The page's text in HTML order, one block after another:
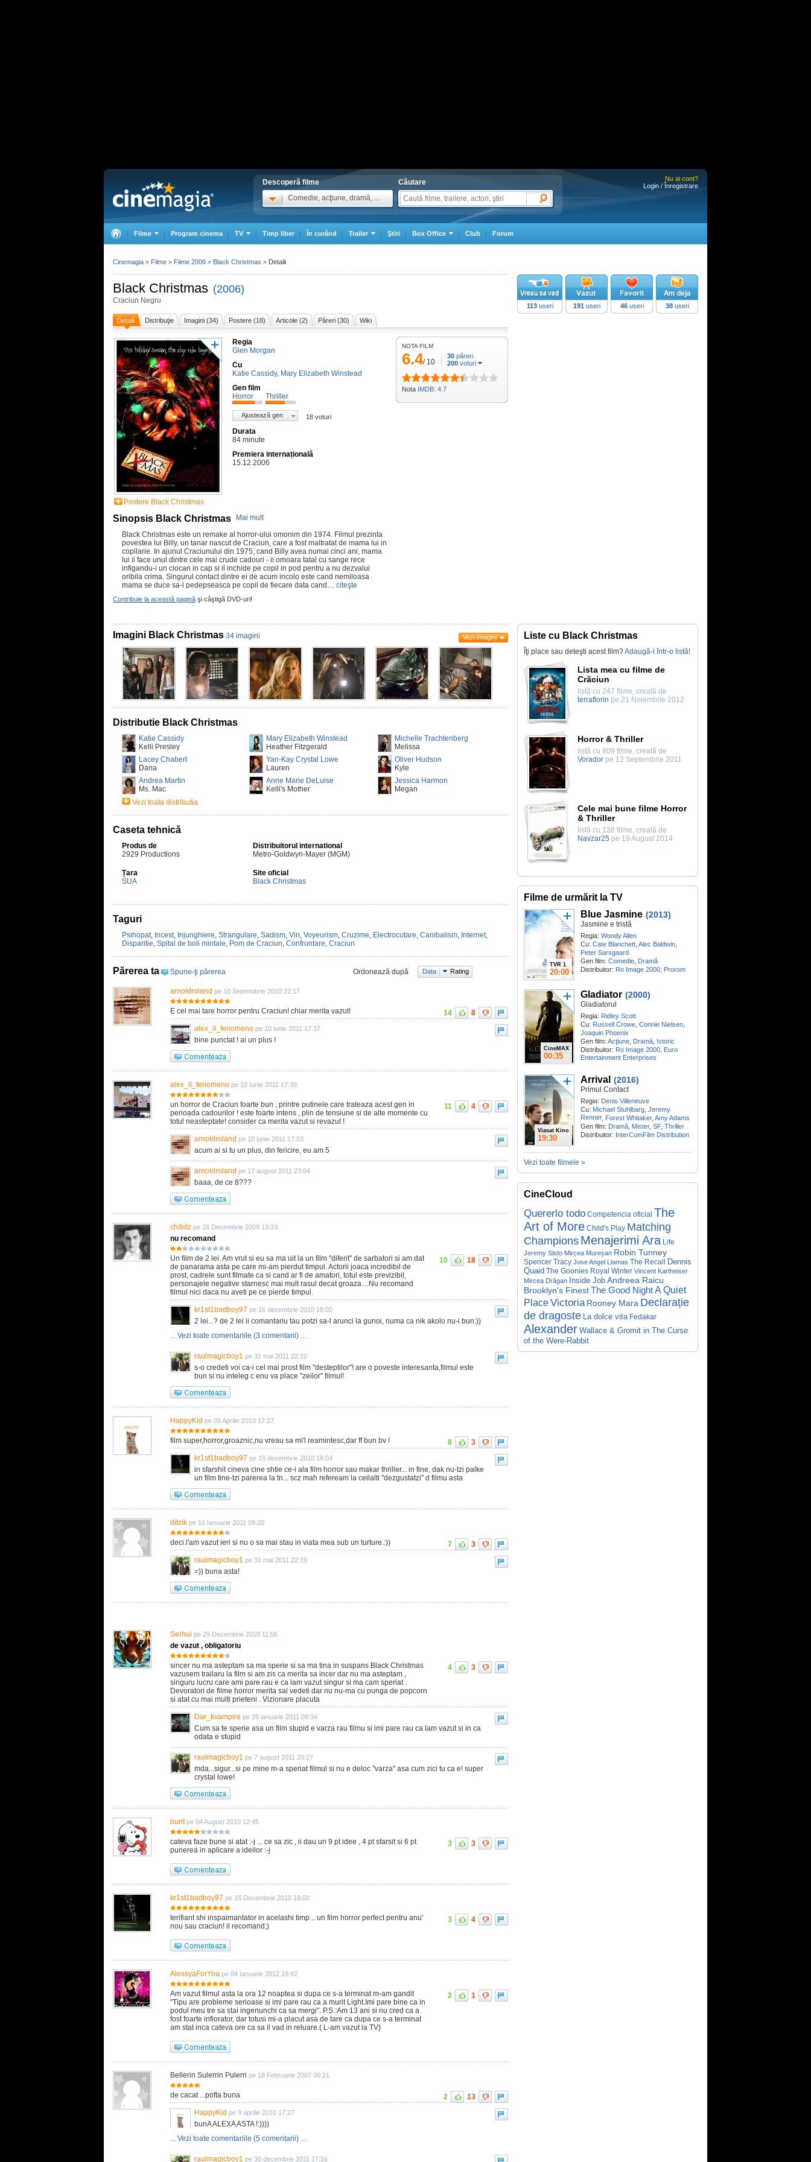
Descoperă filme
Comedie, acţiune, dramă, ...
Căutare
Nu ai cont?
Login / Înregistrare
Filme Program cinema TV Timp liber În curând Trailer Ştiri Box Office Club Forum
Black Christmas (2006)
Craciun Negru
Detalii Distribuţie Imagini (34) Postere (18) Articole (2) Păreri (30) Wiki
Postere Black Christmas
Regia
Glen Morgan
Cu
Katie Cassidy, Mary Elizabeth Winstead
Gen film
Horror
Thriller
Ajustează gen 18 voturi
Durata
84 minute
Premiera internațională
15.12.2006
Sinopsis Black Christmas
Mai mult
Black Christmas este un remake al horror-ului omonim din 1974. Filmul prezinta
povestea lui Billy, un tanar nascut de Craciun, care a fost maltratat de mama lui in
copilarie. In ajunul Craciunului din 1975, cand Billy avea numai cinci ani, mama
lui ii face unul dintre cele mai crude cadouri - ii omoara tatal cu sange rece
infigandu-i un ciocan in cap si il inchide pe copil in pod pentru a nu dezvalui
oribila crima. Singurul contact dintre ei de acum incolo este cand nemiloasa
mama se duce sa-l pedepseasca pe copil de fiecare data cand… citeşte
Contribuie la această pagină şi câştigă DVD-uri!
NOTA FILM
6.4/ 10
30 păreri
200 voturi
Nota IMDB: 4.7
113useri 191 useri 46useri 38useri
Imagini Black Christmas 34 imagini Vezi imagini
Distributie Black Christmas
Katie Cassidy
Kelli Presley
Mary Elizabeth Winstead
Heather Fitzgerald
Michelle Trachtenberg
Melissa
Lacey Chabert
Dana
Yan-Kay Crystal Lowe
Lauren
Oliver Hudson
Kyle
Andrea Martin
Ms. Mac
Anne Marie DeLuise
Kelli's Mother
Jessica Harmon
Megan
Vezi toata distributia
Caseta tehnică
Produs de
2929 Productions
Distribuitorul international
Metro-Goldwyn-Mayer (MGM)
Țara
SUA
Site oficial
Black Christmas
Taguri
Psihopat, Incest, Injunghiere, Strangulare, Sadism, Vin, Voyeurism, Cruzime, Electrocutare, Canibalism, Internet,
Disparitie, Spital de boli mintale, Pom de Craciun, Confruntare, Craciun
Părerea ta Spune-ţi părerea Ordonează după Data Rating
arnoldroland pe 10 Septembrie 2010 22:17
E cel mai tare horror pentru Craciun! chiar merita vazut! 14
8
alex_il_fenomeno pe 10 iunie 2011 17:37
bine punctat ! ai un plus !
alex_il_fenomeno pe 10 Iunie 2011 17:39
un horror de Craciun foarte bun , printre putinele care trateaza acest gen in
perioada cadourilor ! este foarte intens , plin de tensiune si de alte momente cu
totul neasteptate! consider ca merita vazut si revazut !
11 4
arnoldroland pe 10 iunie 2011 17:53
acum ai si tu un plus, din fericire, eu am 5
arnoldroland pe 17 august 2011 23:04
baaa, de ce 8???
chibitz pe 28 Decembrie 2009 13:33
nu recomand
Un film de 2 lei. Am vrut si eu sa ma uit la un film "diferit" de sarbatori si am dat
de panarama asta pe care mi-am pierdut timpul. Actorii joaca incredibil de
prost, cadrele sunt filmate ca si cand ar fi de amatori, totul este previzibil,
personajele negative starnesc mai mult rasul decat groaza....Nu recomand
filmul nici daca nu aveti pe ce pierde timpul.
10 18
kr1st1badboy97 pe 16 decembrie 2010 18:02
2 lei...? de 2 lei ii comantariu tau potzi sa-l arunci la gunoi, numa ca nik akolo nu-i bun:))
... Vezi toate comentariile (3 comentarii) ...
raulmagicboy1 pe 31 mai 2011 22:22
s-o credeti voi ca-i cel mai prost film ''desteptilor''! are o poveste interesanta,filmul este
bun si nu inteleg c enu va place ''zeilor'' filmul!
HappyKid pe 09 Aprilie 2010 17:27
film super,horror,groaznic,nu vreau sa mi'l reamintesc,dar ff bun bv ! 8
3
kr1st1badboy97 pe 16 decembrie 2010 18:04
in sfarshit cineva cine shtie ce-i ala film horror sau makar thriller... in fine, dak nu-tzi palke
un film tine-tzi parerea la tn... scz mah refeream la ceilalti "dezgustatzi" d filmu asta
ditzik pe 10 Ianuarie 2011 09:20
deci.l'am vazut ieri si nu o sa mai stau in viata mea sub un turture.:)) 7
3
raulmagicboy1 pe 31 mai 2011 22:19
=)) buna asta!
Serhui pe 29 Decembrie 2010 11:06
de vazut , obligatoriu
sincer nu ma asteptam sa ma sperie si sa ma tina in suspans Black Christmas
vazusem trailaru la film si am zis ca merita sa incer dar nu ma asteptam ,
singuru lucru care ami pare rau e ca lam vazut singur si ma cam speriat .
Devoratori de filme horror merita sal vedeti dar nu nu-ma cu punga de popcorn
si atat cu mai multi prieteni . Vizionare placuta
4 3
Dar_kvampire pe 26 ianuarie 2011 09:34
Cum sa te sperie asa un film stupid e varza rau filmu si imi pare rau ca lam vazut si in ca
odata e stupid
raulmagicboy1 pe 7 august 2011 20:27
mda...sigur...si pe mine m-a speriat filmul si nu e deloc ''varza'' asa cum zici tu ca e! super
crystal lowe!
burit pe 04 August 2010 12:45
cateva faze bune si atat :-j ... ce sa zic , ii dau un 9 pt idee , 4 pt sfarsit si 6 pt
punerea in aplicare a ideilor :-j
3 3
kr1st1badboy97 pe 16 Decembrie 2010 18:00
terifiant shi inspaimantator in acelashi timp... un film horror perfect pentru anu'
nou sau craciun! il recomand;)
3 4
AlessyaForYou pe 04 Ianuarie 2012 19:42
Am vazut filmul asta la ora 12 noaptea si dupa ce s-a terminat m-am gandit
"Tipu are probleme serioase si imi pare rau ca a murit Light.Imi pare bine ca in
podul meu tre sa stai ingenunchi ca sa mergi". P.S.:Am 13 ani si nu cred ca a
fost foarte infiorator, dar totusi mi-a placut asa de tare ca dupa ce s-a terminat
am stat inca cateva ore ca sa il vad in reluare.( L-am vazut la TV)
2 1
Bellerin Sulerrin Pulerri pe 18 Februarie 2007 00:21
de cacat ...pofta buna 2
13
HappyKid pe 9 aprilie 2010 17:27
bunA ALEXA ASTA !:))))
... Vezi toate comentariile (5 comentarii) ...
raulmagicboy1 pe 30 decembrie 2011 17:56
Liste cu Black Christmas
Îţi place sau deteşti acest film?Adaugă-l într-o listă!
Lista mea cu filme de
Crăciun
listă cu 247 filme, creată de
terraflorin pe 21 Noiembrie 2012
Horror & Thriller
listă cu 809 filme, creată de
Vorador pe 12 Septembrie 2011
Cele mai bune filme Horror
& Thriller
listă cu 138 filme, creată de
Navzar25 pe 19 August 2014
Filme de urmărit la TV
TVR 1
20:00
Blue Jasmine (2013)
Jasmine e tristă
Regia: Woody Allen
Cu: Cate Blanchett Alec Baldwin
Peter Sarsgaard
Gen film: Comedie Dramă
Distribuitor: Ro Image 2000 Prorom
CineMAX
00:35
Gladiator (2000)
Gladiatorul
Regia: Ridley Scott
Cu: Russell Crowe Connie Nielsen
Joaquin Phoenix
Gen film: Acţiune Dramă Istoric
Distribuitor: Ro Image 2000 Euro
Entertainment Enterprises
Viasat Kino
19:30
Arrival (2016)
Primul Contact
Regia: Denis Villeneuve
Cu: Michael Stuhlbarg Jeremy
Renner, Forest Whitaker, Amy Adams
Gen film: Dramă Mister, SF, Thriller
Distribuitor: InterComFilm Distribution
Vezi toate filmele »
CineCloud
Quererlo todo Competencia oficial The
Art of More Child's Play Matching
ChampionsMenajerimi Ara Life
Jeremy Sisto Mircea Mureșan Robin Tunney
Spencer Tracy Jose Angel Llamas The Recall
Dennis
Quaid The Goonies Royal Winter Vincent Kartheiser
Mircea Drăgan Inside Job Andreea Raicu
Brooklyn's FinestThe Good NightA Quiet
PlaceVictoria Rooney Mara Declarație
de dragoste La dolce vita Fedakar
Alexander Wallace & Gromit in The Curse
of the Were-Rabbit
Cinemagia > Filme > Filme 2006 > Black Christmas > Detalii